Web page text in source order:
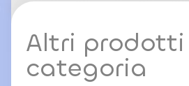
Altri prodotti
categoria